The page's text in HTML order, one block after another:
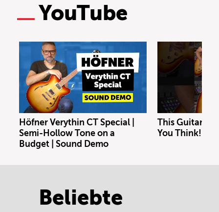
YouTube
Höfner Verythin CT Special |
Semi-Hollow Tone on a
Budget | Sound Demo
This Guitar
You Think!
Beliebte